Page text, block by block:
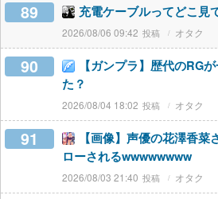
89 充電ケーブルってどこ見
2026/08/06 09:42 オタク
90
【ガンプラ】歴代のRG
た？
2026/08/04 18:02 オタク
91
【画像】声優の花澤香
ローされるwwwwwwww
2026/08/03 21:40 オタク